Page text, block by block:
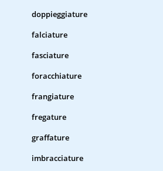
doppieggiature
falciature
fasciature
foracchiature
frangiature
fregature
graffature
imbracciature